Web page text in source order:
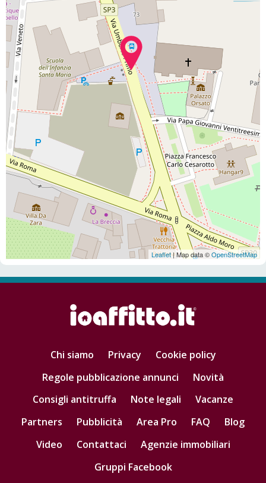
Leaflet| Map data ©OpenStreetMap
Chi siamo Privacy
Cookie policy
Regole pubblicazione annunci
Novità
Consigli antitruffa
Note legali
Vacanze
Partners
Pubblicità Area Pro FAQ
Blog
Video
Contattaci
Agenzie immobiliari
Gruppi Facebook